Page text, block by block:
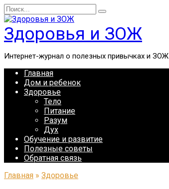
Перейти
к
содержанию
Search
for:
Здоровья и ЗОЖ
Интернет-журнал о полезных привычках и ЗОЖ
Главная
Дом и ребенок
Здоровье
Тело
Питание
Разум
Дух
Обучение и развитие
Полезные советы
Обратная связь
Главная » Здоровье